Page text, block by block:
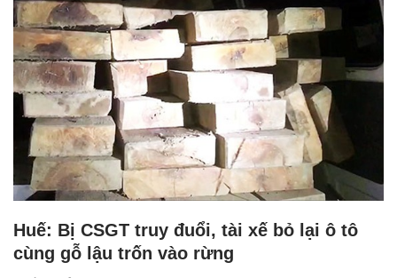
Huế: Bị CSGT truy đuổi, tài xế bỏ lại ô tô
cùng gỗ lậu trốn vào rừng